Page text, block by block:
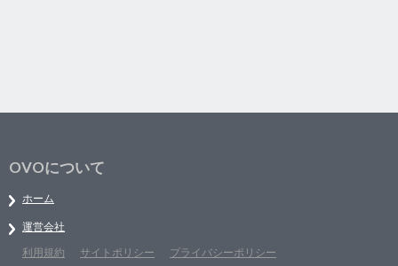
OVOについて
ホーム
運営会社
利用規約
サイトポリシー プライバシーポリシー